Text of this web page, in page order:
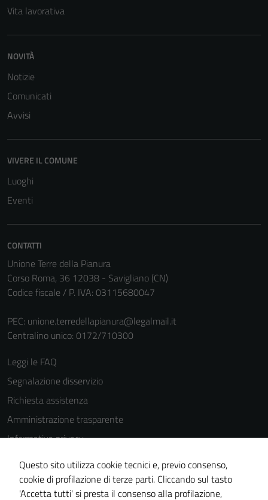
Vita lavorativa
NOVITÀ
Notizie
Comunicati
Avvisi
VIVERE IL COMUNE
Luoghi
Eventi
CONTATTI
Unione Terre della Pianura
Corso Roma, 36 12038 - Savigliano (CN)
Codice fiscale / P. IVA: 03115680047
PEC: unione.terredellapianura@legalmail.it
Centralino unico: 0172/710300
Leggi le FAQ
Segnalazione disservizio
Richiesta assistenza
Amministrazione trasparente
Informativa privacy
Cookie Policy
Note legali
Dichiarazione di accessibilità
Questo sito utilizza cookie tecnici e, previo consenso,
cookie di profilazione di terze parti. Cliccando sul tasto
'Accetta tutti' si presta il consenso alla profilazione,
disabilitati.
Terze parti
(si veda la
possono
essere
anche per la
la fruizione
funzionalità
del sito.